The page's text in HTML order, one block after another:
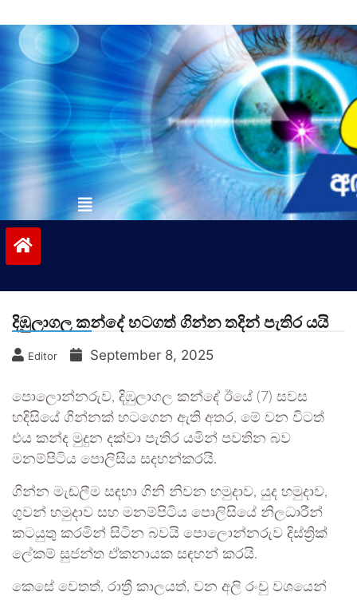
to
contentvinivida.lk
දිඹුලාගල කන්දේ හටගත් ගින්න තදින් පැතිර යයි
Editor September 8, 2025
පොලොන්නරුව, දිඹුලාගල කන්දේ ඊයේ (7) සවස
හදිසියේ ගින්නක් හටගෙන ඇති අතර, මේ වන විටත්
එය කන්ද මුදුන දක්වා පැතිර යමින් පවතින බව
මනම්පිටිය පොලිසිය සදහන්කරයි.
ගින්න මැඬලීම සඳහා ගිනි නිවන හමුදාව, යුද හමුදාව,
ගුවන් හමුදාව සහ මනම්පිටිය පොලිසියේ නිලධාරීන්
කටයුතු කරමින් සිටින බවයි පොලොන්නරුව දිස්ත්‍රික්
ලේකම් සුජන්ත ඒකනායක සඳහන් කරයි.
කෙසේ වෙතත්, රාත්‍රී කාලයත්, වන අලි රංචු වශයෙන්